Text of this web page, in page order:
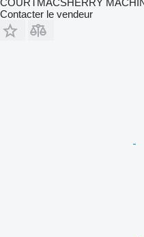
COURTMACSHERRY
Contacter le vendeur